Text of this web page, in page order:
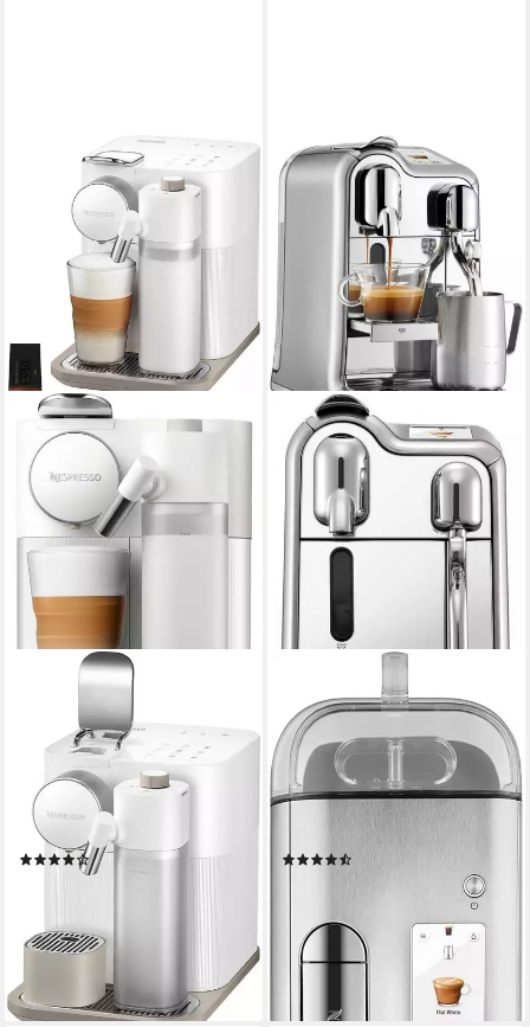
NESPRESSO
Lattissima EN640.W von
DeLonghi, weiß
Wassertank
19 bar Pumpendruck
(34)
339,99 €
-23%
lieferbar - in 2-3 Werktagen bei dir
Kapselmaschine Creatista Pro
SNE900 mit Edelstahl-
Milchkanne
2 l Wassertank
Pumpendruck
(24)
-15%
lieferbar in 3 Wochen